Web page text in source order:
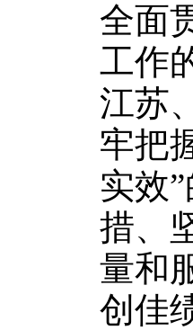
全面
工作
江苏
牢把
实效
措、
量和
创佳